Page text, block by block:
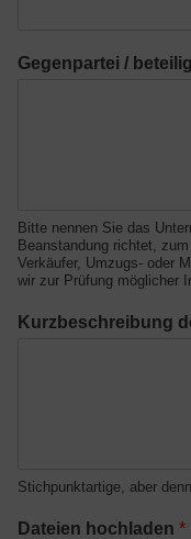
*
h
e
n
D
t
Gegenpartei /
Bitte nennen Sie das
Beanstandung richtet,
Verkäufer, Umzugs- oder
wir zur Prüfung möglicher
Kurzbeschreibung
Stichpunktartige, aber
Dateien hochladen *